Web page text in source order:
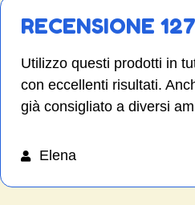
RECENSIONE
Utilizzo questi prodotti in
con eccellenti risultati.
già consigliato a diversi
Elena